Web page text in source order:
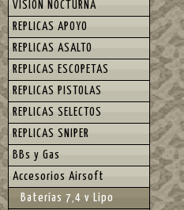
VISION NOCTURNA
REPLICAS APOYO
REPLICAS ASALTO
REPLICAS ESCOPETAS
REPLICAS PISTOLAS
REPLICAS SELECTOS
REPLICAS SNIPER
BBs y Gas
Accesorios Airsoft
Baterías 7,4 v Lipo